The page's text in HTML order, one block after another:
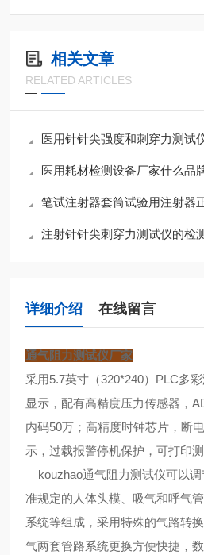
相关文章
RELATED ARTICLES
医用针针尖强度和刺穿力测试
医用耗材检测设备厂家什么品
笔试注射器套筒试验用注射器
注射针针尖刺穿力测试仪的检
详细介绍 在线留言
通气阻力测试仪厂家
采用5.7英寸（320*240）PLC多
显示，配有高精度压力传感器，
内码50万；高精度时钟芯片，断
示，过载报警停机保护，可打印测
kouzhao通气阻力测试仪可以
准规定的人体头模、吸气和呼气
系统等组成，采用特殊的气路转
气两套管路系统更换方便快捷，